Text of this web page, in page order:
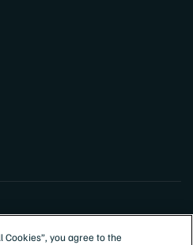
Cookies”, you agree to the